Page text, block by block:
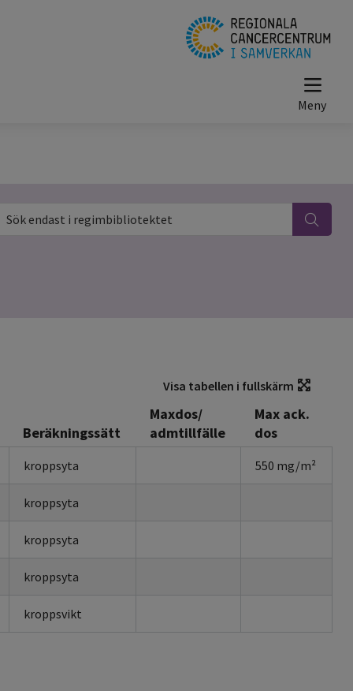
Sök endast i regimbibliotektet
Visa tabellen i fullskärm
Beräkningssätt
Maxdos/
admtillfälle
Max ack.
dos
kroppsyta 550 mg/m²
kroppsyta
kroppsyta
kroppsyta
kroppsvikt